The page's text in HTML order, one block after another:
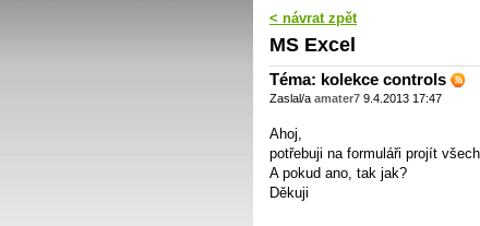
< návrat zpět
MS Excel
Téma: kolekce controls
Zaslal/a amater7 9.4.2013 17:47
Ahoj,
potřebuji na formuláři projít
A pokud ano, tak jak?
Děkuji